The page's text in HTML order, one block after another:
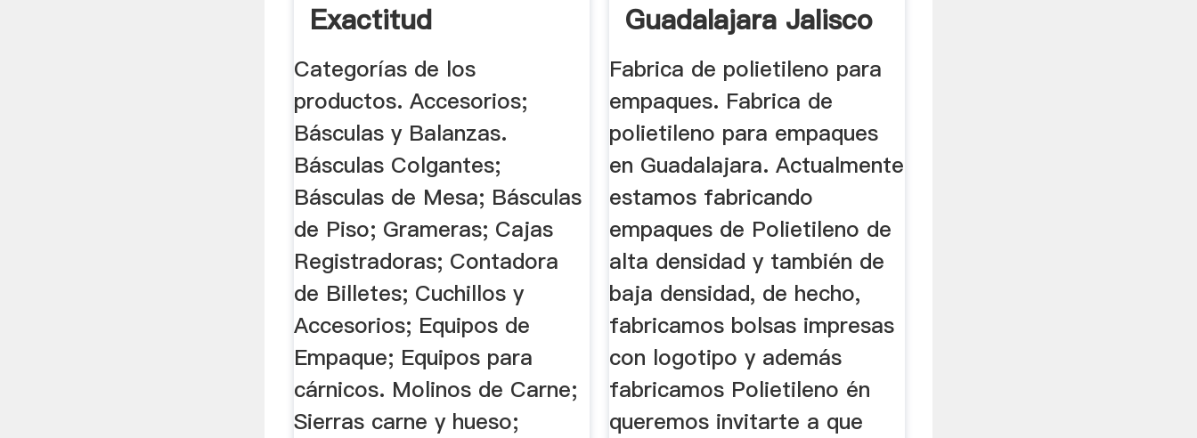
Exactitud
Categorías de los
productos. Accesorios;
Básculas y Balanzas.
Básculas Colgantes;
Básculas de Mesa; Básculas
de Piso; Grameras; Cajas
Registradoras; Contadora
de Billetes; Cuchillos y
Accesorios; Equipos de
Empaque; Equipos para
cárnicos. Molinos de Carne;
Sierras carne y hueso;
Guadalajara Jalisco
México.
Fabrica de polietileno para
empaques. Fabrica de
polietileno para empaques
en Guadalajara. Actualmente
estamos fabricando
empaques de Polietileno de
alta densidad y también de
baja densidad, de hecho,
fabricamos bolsas impresas
con logotipo y además
fabricamos Polietileno én
queremos invitarte a que